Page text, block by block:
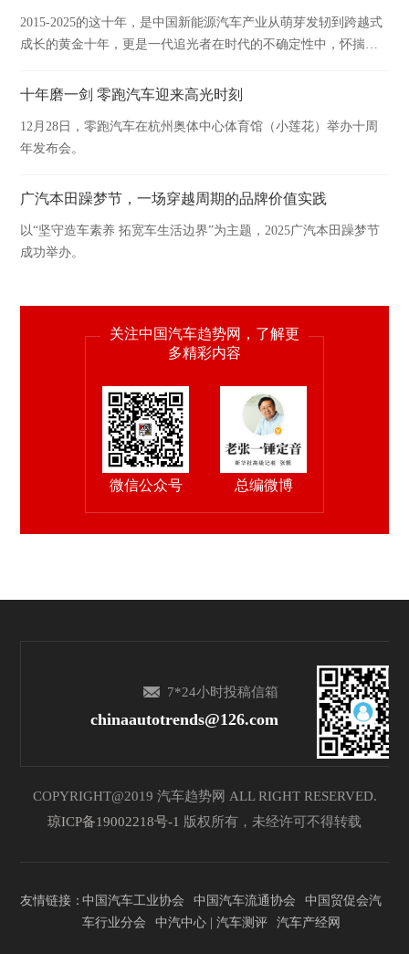
2015-2025的这十年，是中国新能源汽车产业从萌芽发轫到跨越式
成长的黄金十年，更是一代追光者在时代的不确定性中，怀揣初
十年磨一剑 零跑汽车迎来高光时刻
12月28日，零跑汽车在杭州奥体中心体育馆（小莲花）举办十周
年发布会。
广汽本田躁梦节，一场穿越周期的品牌价值实践
以“坚守造车素养 拓宽车生活边界”为主题，2025广汽本田躁梦节
成功举办。
关注中国汽车趋势网，了解更
多精彩内容
微信公众号 总编微博
7*24小时投稿信箱
chinaautotrends@126.com
COPYRIGHT@2019 汽车趋势网 ALL RIGHT RESERVED.
琼ICP备19002218号-1 版权所有，未经许可不得转载
友情链接：中国汽车工业协会 中国汽车流通协会
中国贸促会汽
车行业分会
中汽中心 | 汽车测评 汽车产经网